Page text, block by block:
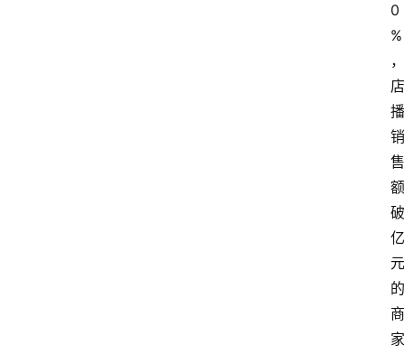
0
%
，
店
播
销
售
额
破
亿
元
的
商
家